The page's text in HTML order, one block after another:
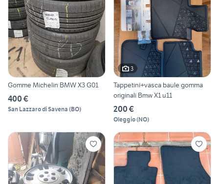
Gomme Michelin BMW X3 G01
400 €
San Lazzaro di Savena (BO)
3
Tappetini+vasca baule gomma
originali Bmw X1 u11
200 €
Oleggio(NO)